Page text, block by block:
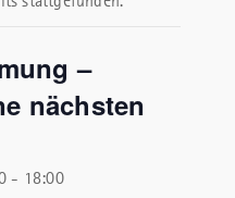
–
nächsten
- 18:00